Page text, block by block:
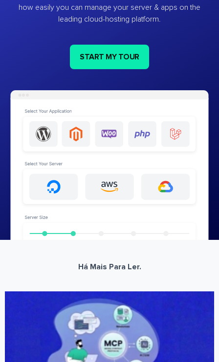
how easily you can manage your server & apps on the
leading cloud-hosting platform.
START MY TOUR
Há Mais Para Ler.